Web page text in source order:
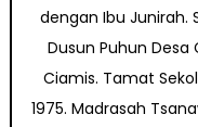
dengan Ibu Junirah.
Dusun Puhun Desa
Ciamis. Tamat
1975. Madrasah